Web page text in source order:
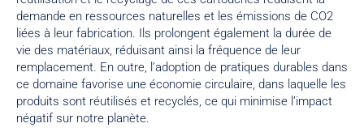
demande en ressources naturelles et les émissions de CO2
liées à leur fabrication. Ils prolongent également la durée de
vie des matériaux, réduisant ainsi la fréquence de leur
remplacement. En outre, l’adoption de pratiques durables dans
ce domaine favorise une économie circulaire, dans laquelle les
produits sont réutilisés et recyclés, ce qui minimise l’impact
négatif sur notre planète.